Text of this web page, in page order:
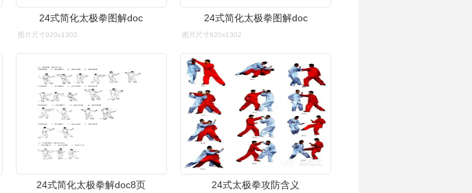
24式简化太极拳图解doc
图片尺寸920x1302
24式简化太极拳图解doc
图片尺寸920x1302
24式简化太极拳解doc8页 24式太极拳攻防含义